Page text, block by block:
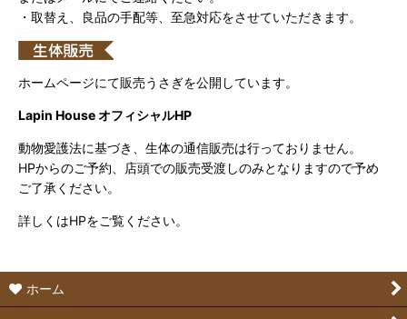
・取替え、良品の手配等、至急対応をさせていただきます。
ホームページにて販売うさぎを公開しています。
Lapin House オフィシャルHP
動物愛護法に基づき、生体の通信販売は行っておりません。
HPからのご予約、店頭での販売受渡しのみとなりますので予め
ご了承ください。
詳しくはHPをご覧ください。
ホーム